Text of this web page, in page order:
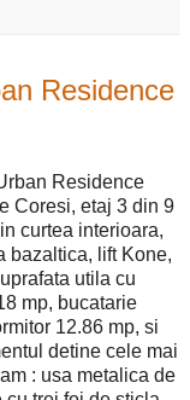
Residence
Residence
Coresi, etaj 3 din 9
curtea interioara,
bazaltica, lift Kone,
utila cu
mp, bucatarie
12.86 mp, si
detine cele mai
: usa metalica de